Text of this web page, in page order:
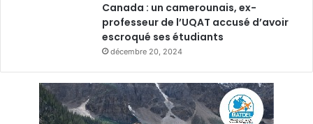
Canada : un camerounais, ex-
professeur de l’UQAT accusé d’avoir
escroqué ses étudiants
décembre 20, 2024